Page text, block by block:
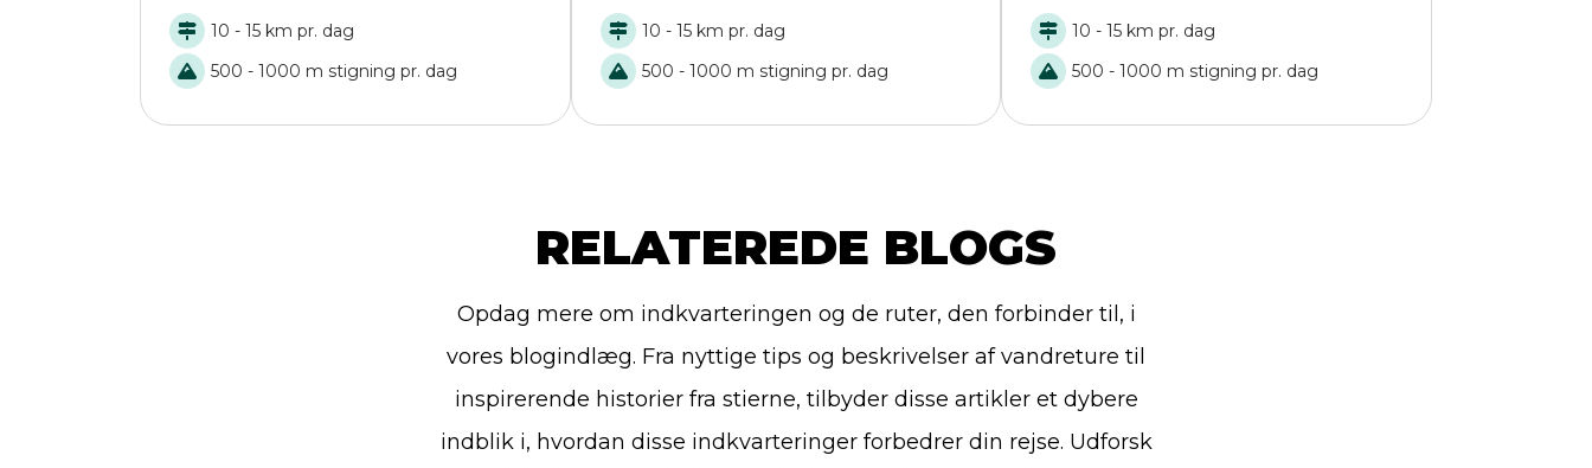
10 - 15 km pr. dag
500 - 1000 m stigning pr. dag
10 - 15 km pr. dag
500 - 1000 m stigning pr. dag
10 - 15 km pr. dag
500 - 1000 m stigning pr. dag
RELATEREDE BLOGS
Opdag mere om indkvarteringen og de ruter, den forbinder til, i
vores blogindlæg. Fra nyttige tips og beskrivelser af vandreture til
inspirerende historier fra stierne, tilbyder disse artikler et dybere
indblik i, hvordan disse indkvarteringer forbedrer din rejse. Udforsk